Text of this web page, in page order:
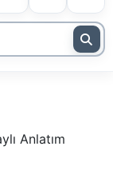
Anlatım